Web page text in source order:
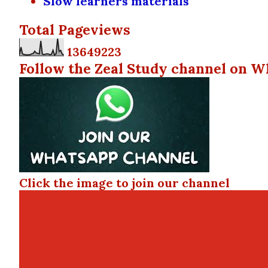
Total Pageviews
13649223
Follow the Zeal Study channel on
Click the image to join our channel